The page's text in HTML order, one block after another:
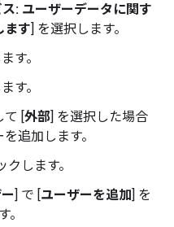
: ユーザーデータに関す
ます] を選択します。
す。
す。
て [外部] を選択した場合
追加します。
クします。
] で [ユーザーを追加] を
。